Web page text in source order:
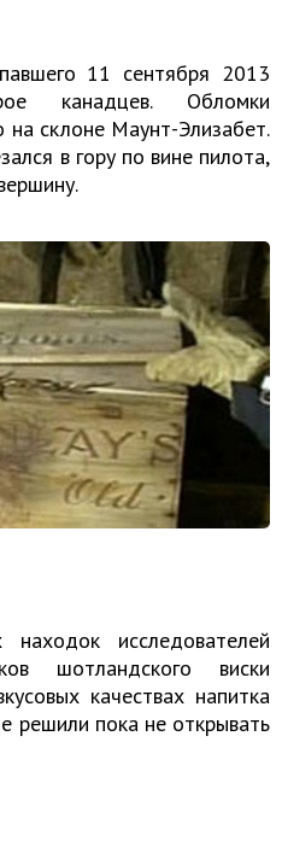
11 сентября 2013
канадцев. Обломки
склоне Маунт-Элизабет.
в гору по вине пилота,
исследователей
шотландского виски
качествах напитка
решили пока не открывать